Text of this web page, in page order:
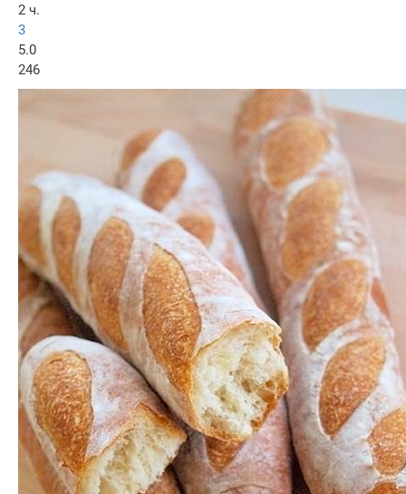
2 ч.
3
5.0
246